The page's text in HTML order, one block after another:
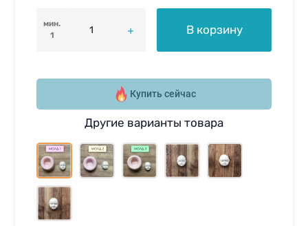
мин.
1
В корзину
Купить сейчас
Другие варианты товара